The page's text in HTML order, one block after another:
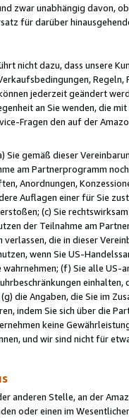
zwar unabhängig davon,
für darüber
nicht dazu, dass unsere
jederzeit geändert
an Sie wenden, die
Fragen den auf der
Sie gemäß dieser
am Partnerprogramm
Anordnungen,
Auflagen einer für Sie
(c) Sie
der Teilnahme am
verlassen, die in dieser
wenn Sie US-
(f) Sie alle
die Angaben, die Sie im
indem Sie sich über die
keine
und wir sind nicht für
anderen Stelle, an der
oder einen im